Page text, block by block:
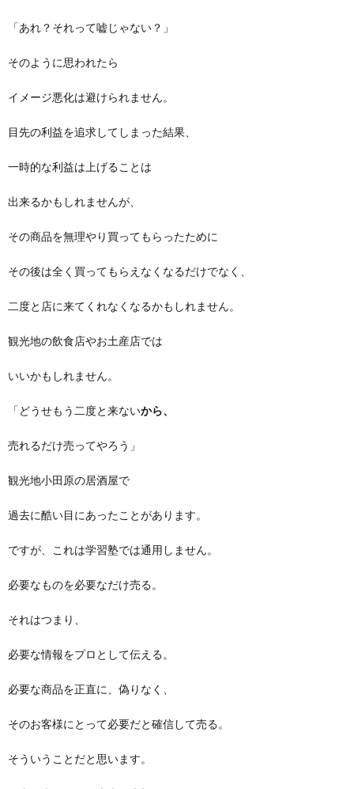
「あれ？それって嘘じゃない？」
そのように思われたら
イメージ悪化は避けられません。
目先の利益を追求してしまった結果、
一時的な利益は上げることは
出来るかもしれませんが、
その商品を無理やり買ってもらったために
その後は全く買ってもらえなくなるだけでなく、
二度と店に来てくれなくなるかもしれません。
観光地の飲食店やお土産店では
いいかもしれません。
「どうせもう二度と来ないから、
売れるだけ売ってやろう」
観光地小田原の居酒屋で
過去に酷い目にあったことがあります。
ですが、これは学習塾では通用しません。
必要なものを必要なだけ売る。
それはつまり、
必要な情報をプロとして伝える。
必要な商品を正直に、偽りなく、
そのお客様にとって必要だと確信して売る。
そういうことだと思います。